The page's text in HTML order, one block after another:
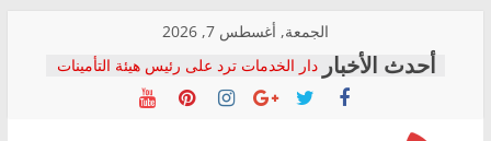
content
الجمعة, أغسطس 7, 2026
دار الخدمات ترد على رئيس هيئة التأمينات
بعد مؤتمره الصحفي: إنكار الأزمة لا ينهي
معاناة أصحاب المعاشات.. ونطالب بكشف